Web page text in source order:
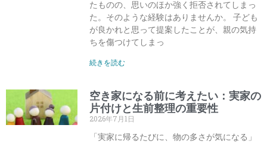
たものの、思いのほか強く拒否されてしまっ
た。そのような経験はありませんか。 子ども
が良かれと思って提案したことが、親の気持
ちを傷つけてしまっ
続きを読む
空き家になる前に考えたい：実家の
片付けと生前整理の重要性
2026年7月1日
「実家に帰るたびに、物の多さが気になる」